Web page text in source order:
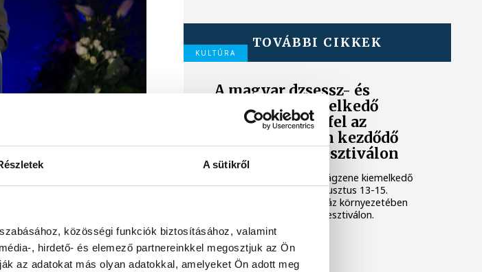
A sütikről
közösségi funkciók biztosításához, valamint
, hirdető- és elemező partnereinkkel megosztjuk az Ön
az adatokat más olyan adatokkal, amelyeket Ön adott meg
volt
TOVÁBBI CIKKEK
KULTÚRA
A magyar dzsessz- és
világzene kiemelkedő
előadói lépnek fel az
augusztus 13-án kezdődő
Malomvölgy Fesztiválon
A magyar dzsessz- és világzene kiemelkedő
előadói lépnek fel az augusztus 13-15.
között, a lovasi Márffy-ház környezetében
rendezett Malomvölgy Fesztiválon.
KULTÚRA